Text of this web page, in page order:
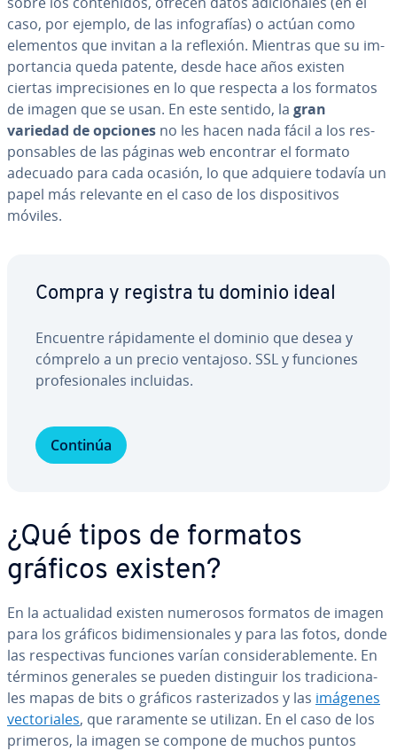
caso, por ejemplo, de las in­fo­gra­fías) o actúan como
elementos que invitan a la reflexión. Mientras que su im­
po­r­ta­n­cia queda patente, desde hace años existen
ciertas im­pre­ci­sio­nes en lo que respecta a los formatos
de imagen que se usan. En este sentido, la gran
variedad de opciones no les hacen nada fácil a los re­s­
po­n­sa­bles de las páginas web encontrar el formato
adecuado para cada ocasión, lo que adquiere todavía un
papel más relevante en el caso de los di­s­po­si­ti­vos
móviles.
Compra y registra tu dominio ideal
Encuentre rá­pi­da­me­n­te el dominio que desea y
cómprelo a un precio ventajoso. SSL y funciones
pro­fe­sio­na­les incluidas.
Continúa
¿Qué tipos de formatos
gráficos existen?
En la ac­tua­li­dad existen numerosos formatos de imagen
para los gráficos bi­di­me­n­sio­na­les y para las fotos, donde
las re­s­pe­c­ti­vas funciones varían co­n­si­de­ra­ble­me­n­te. En
términos generales se pueden di­s­ti­n­guir los tra­di­cio­na­
les mapas de bits o gráficos ra­s­te­ri­za­dos y las imágenes
ve­c­to­ria­les, que raramente se utilizan. En el caso de los
primeros, la imagen se compone de muchos puntos